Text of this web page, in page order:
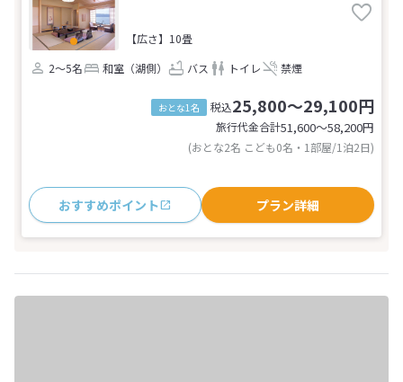
【広さ】10畳
2～5名
和室（湖側） バス トイレ 禁煙
おとな1名 税込25,800～29,100円
旅行代金合計51,600〜58,200円
(おとな2名 こども0名・1部屋/1泊2日)
おすすめポイント プラン詳細